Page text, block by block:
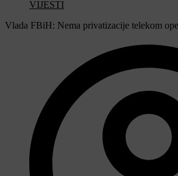
VIJESTI
Vlada FBiH: Nema privatizacije telekom